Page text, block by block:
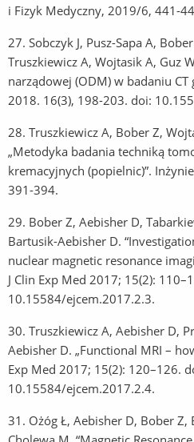
i Fizyk Medyczny, 2019/6, 441-
27. Sobczyk J, Pusz-Sapa A,
Truszkiewicz A, Wojtasik A, Guz
narządowej (ODM) w badaniu CT
2018. 16(3), 198-203. doi:
28. Truszkiewicz A, Bober Z,
„Metodyka badania techniką
kremacyjnych (popielnic)”.
391-394.
29. Bober Z, Aebisher D,
Bartusik-Aebisher D.
nuclear magnetic resonance
J Clin Exp Med 2017; 15(2):
10.15584/ejcem.2017.2.3.
30. Truszkiewicz A, Aebisher D,
Aebisher D. „Functional MRI –
Exp Med 2017; 15(2): 120–126.
10.15584/ejcem.2017.2.4.
31. Ożóg Ł, Aebisher D, Bober